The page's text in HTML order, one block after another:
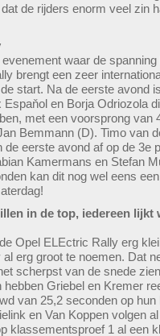
de rijders enorm veel zin
waar de
brengt een zeer
start. Na de eerste avond
Espaňol en Borja Odriozola
met een voorsprong van
Bemmann (D). Timo van
de eerste avond af op de 3e
Kamermans en Stefan
kan dit nog wel eens
in de top, iedereen lijkt
Opel ELEctric Rally erg
erg groot te noemen. Dat
scherpst van de snede
Griebel en Kremer
van 25,2 seconden op hun
en Van Koppen volgen
klassementsproef 1 al een